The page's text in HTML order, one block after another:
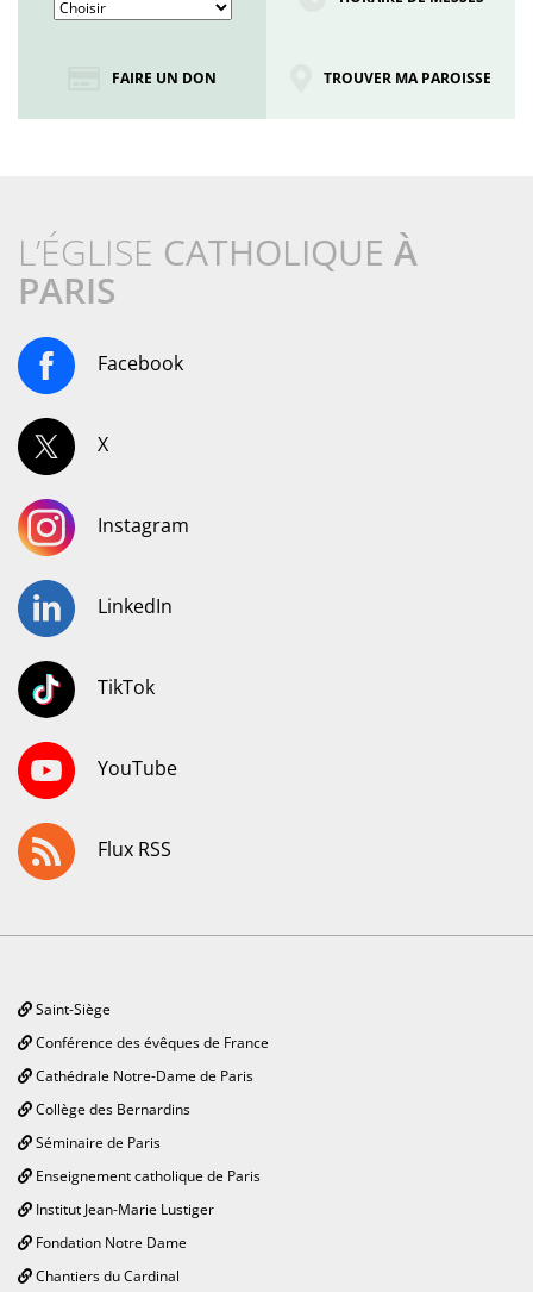
FAIRE UN DON TROUVER MA PAROISSE
L’ÉGLISE CATHOLIQUE À
PARIS
Facebook
X
Instagram
LinkedIn
TikTok
YouTube
Flux RSS
Saint-Siège
Conférence des évêques de France
Cathédrale Notre-Dame de Paris
Collège des Bernardins
Séminaire de Paris
Enseignement catholique de Paris
Institut Jean-Marie Lustiger
Fondation Notre Dame
Chantiers du Cardinal